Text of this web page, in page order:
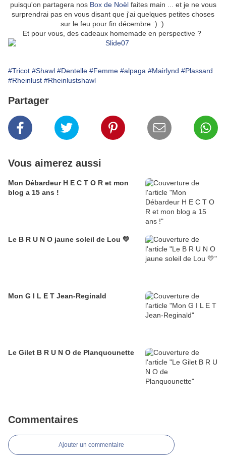
puisqu'on partagera nos Box de Noël faites main ... et je ne vous
surprendrai pas en vous disant que j'ai quelques petites choses
sur le feu pour fin décembre :) :)
Et pour vous, des cadeaux homemade en perspective ?
#Tricot #Shawl #Dentelle #Femme #alpaga #Mairlynd #Plassard
#Rheinlust #Rheinlustshawl
Partager
Vous aimerez aussi
Mon Débardeur H E C T O R et mon
blog a 15 ans !
Le B R U N O jaune soleil de Lou 💛
Mon G I L E T Jean-Reginald
Le Gilet B R U N O de Planquounette
Commentaires
Ajouter un commentaire